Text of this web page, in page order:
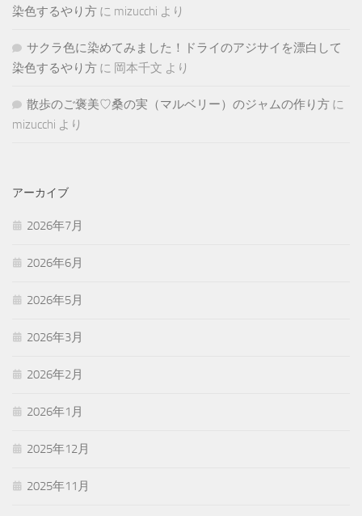
染色するやり方 に mizucchi より
サクラ色に染めてみました！ドライのアジサイを漂白して
染色するやり方 に 岡本千文 より
散歩のご褒美♡桑の実（マルベリー）のジャムの作り方 に
mizucchi より
アーカイブ
2026年7月
2026年6月
2026年5月
2026年3月
2026年2月
2026年1月
2025年12月
2025年11月